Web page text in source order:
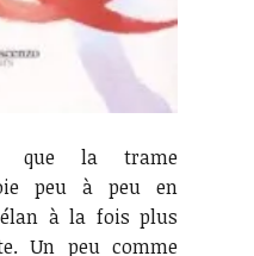
que la trame
peu à peu en
élan à la fois plus
Un peu comme